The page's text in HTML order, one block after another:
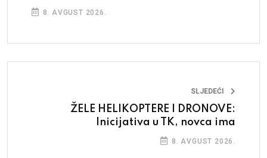
8. AVGUST 2026.
SLJEDEĆI
ŽELE HELIKOPTERE I DRONOVE:
Inicijativa u TK, novca ima
8. AVGUST 2026.